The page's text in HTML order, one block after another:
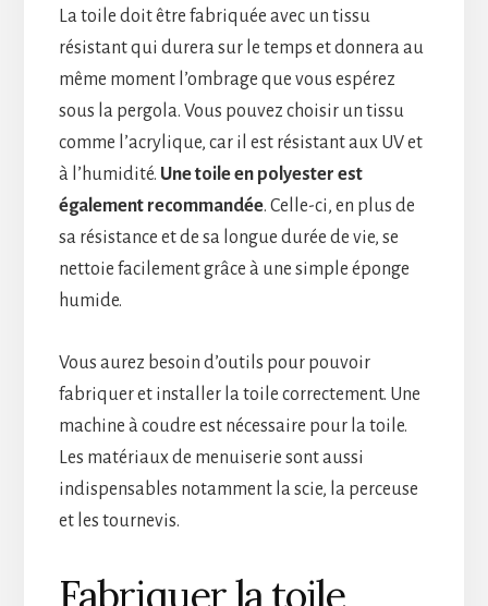
La toile doit être fabriquée avec un tissu
résistant qui durera sur le temps et donnera au
même moment l’ombrage que vous espérez
sous la pergola. Vous pouvez choisir un tissu
comme l’acrylique, car il est résistant aux UV et
à l’humidité. Une toile en polyester est
également recommandée. Celle-ci, en plus de
sa résistance et de sa longue durée de vie, se
nettoie facilement grâce à une simple éponge
humide.
Vous aurez besoin d’outils pour pouvoir
fabriquer et installer la toile correctement. Une
machine à coudre est nécessaire pour la toile.
Les matériaux de menuiserie sont aussi
indispensables notamment la scie, la perceuse
et les tournevis.
Fabriquer la toile